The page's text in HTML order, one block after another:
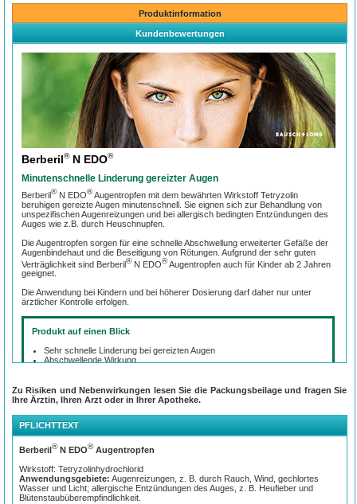
Produktinformation
Kundenbewertungen
Berberil®N EDO®
Minutenschnelle Linderung gereizter Augen
Berberil®N EDO®Augentropfen mit dem bewährten Wirkstoff Te­tryzolin
beruhigen gereizte Augen minutenschnell. Sie eignen sich zur Behandlung von
unspezifischen Augenreizungen und bei allergisch bedingten Entzündungen des
Auges wie z.B. durch Heuschnupfen.
Die Augentropfen sorgen für eine schnelle Abschwellung erweiterter Gefäße der
Augenbindehaut und die Beseitigung von Rötungen. Aufgrund der sehr guten
Verträglichkeit sind Berberil®N EDO®Augentropfen auch für Kinder ab 2 Jahren
geeignet.
Die Anwendung bei Kindern und bei höherer Dosierung darf daher nur unter
ärztlicher Kontrolle erfolgen.
Produkt auf einen Blick
Sehr schnelle Linderung bei gereizten Augen
Abschwellende Wirkung
Schluss mit roten Augen
Der bewährte Wirkstoff Tetryzolin hat eine stark abschwellende und gefäss­
verengende Wirkung. Er eignet sich zur raschen Linderung der Symptome einer
Bindehautentzündung, die durch allergische Reaktionen oder unspezifi­sche
Auslöser wie Staub, Rauch, Wind oder Chlorwasser verursacht wurde. Rötungen
und Schwellungen der Bin­dehaut gehen schnell zurück und die Augen tränen
nicht mehr.
Zu Risiken und Nebenwirkungen lesen Sie die Packungsbeilage und fragen Sie
Ihre Ärztin, Ihren Arzt oder in Ihrer Apotheke.
PFLICHTTEXT
Berberil®N EDO®Augentropfen
Wirkstoff: Tetryzolinhydrochlorid
Anwendungsgebiete: Augenreizungen, z. B. durch Rauch, Wind, gechlortes
Wasser und Licht; allergische Entzündungen des Auges, z. B. Heufieber und
Blütenstaubüberempfindlichkeit.